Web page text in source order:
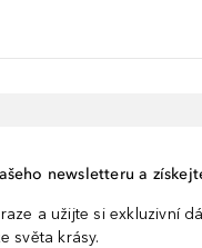
newsletteru a
a užijte si exkluzivní
světa krásy.